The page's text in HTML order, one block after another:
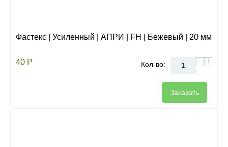
Фастекс | Усиленный | АПРИ | FH | Бежевый | 20 мм
40 Р Кол-во: +
−
Заказать